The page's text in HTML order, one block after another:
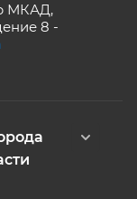
МКАД,
8 -